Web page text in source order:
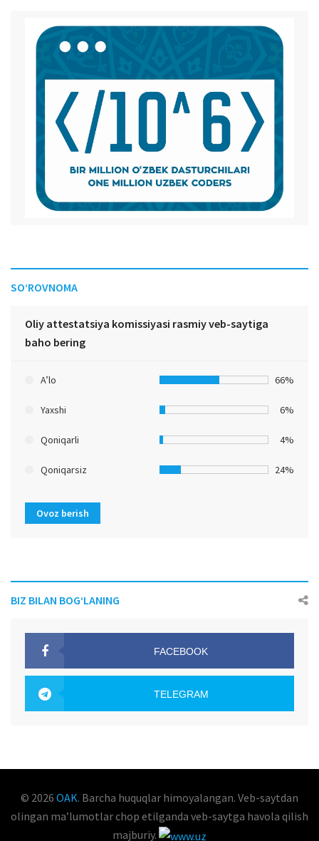
SO‘ROVNOMA
Oliy attestatsiya komissiyasi rasmiy veb-saytiga
baho bering
A’lo 66%
Yaxshi 6%
Qoniqarli 4%
Qoniqarsiz 24%
Ovoz berish
BIZ BILAN BOG‘LANING
FACEBOOK
TELEGRAM
© 2026 OAK. Barcha huquqlar himoyalangan. Veb-saytdan
olingan maʼlumotlar chop etilganda veb-saytga havola qilish
majburiy.